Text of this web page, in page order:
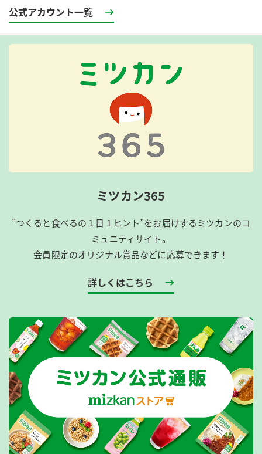
公式アカウント一覧
ミツカン365
”つくると食べるの１日１ヒント”をお届けするミツカンのコ
ミュニティサイト。
会員限定のオリジナル賞品などに応募できます！
詳しくはこちら